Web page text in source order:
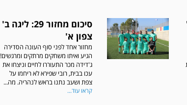
סיכום מחזור 29: ליגה ב'
צפון א'
מחזור אחד לפני סוף העונה הסדירה
הגיע ואיתו משחקים מרתקים ומרגשים!
ג'דידה מכר התעוררו לחיים וניצחו את
עכו בבית, רובי שפירא לא ריחמו על
צפת ושעב נתנו בראש לנהריה. מה...
קראו עוד...